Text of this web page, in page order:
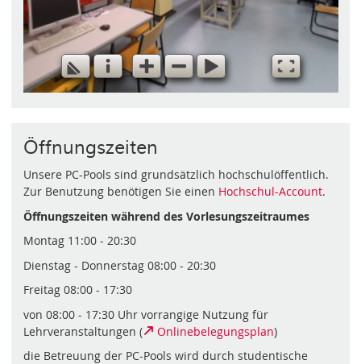
Öffnungszeiten
Unsere PC-Pools sind grundsätzlich hochschulöffentlich.
Zur Benutzung benötigen Sie einen Hochschul-Account.
Öffnungszeiten während des Vorlesungszeitraumes
Montag 11:00 - 20:30
Dienstag - Donnerstag 08:00 - 20:30
Freitag 08:00 - 17:30
von 08:00 - 17:30 Uhr vorrangige Nutzung für
Lehrveranstaltungen (
Onlinebelegungsplan)
die Betreuung der PC-Pools wird durch studentische